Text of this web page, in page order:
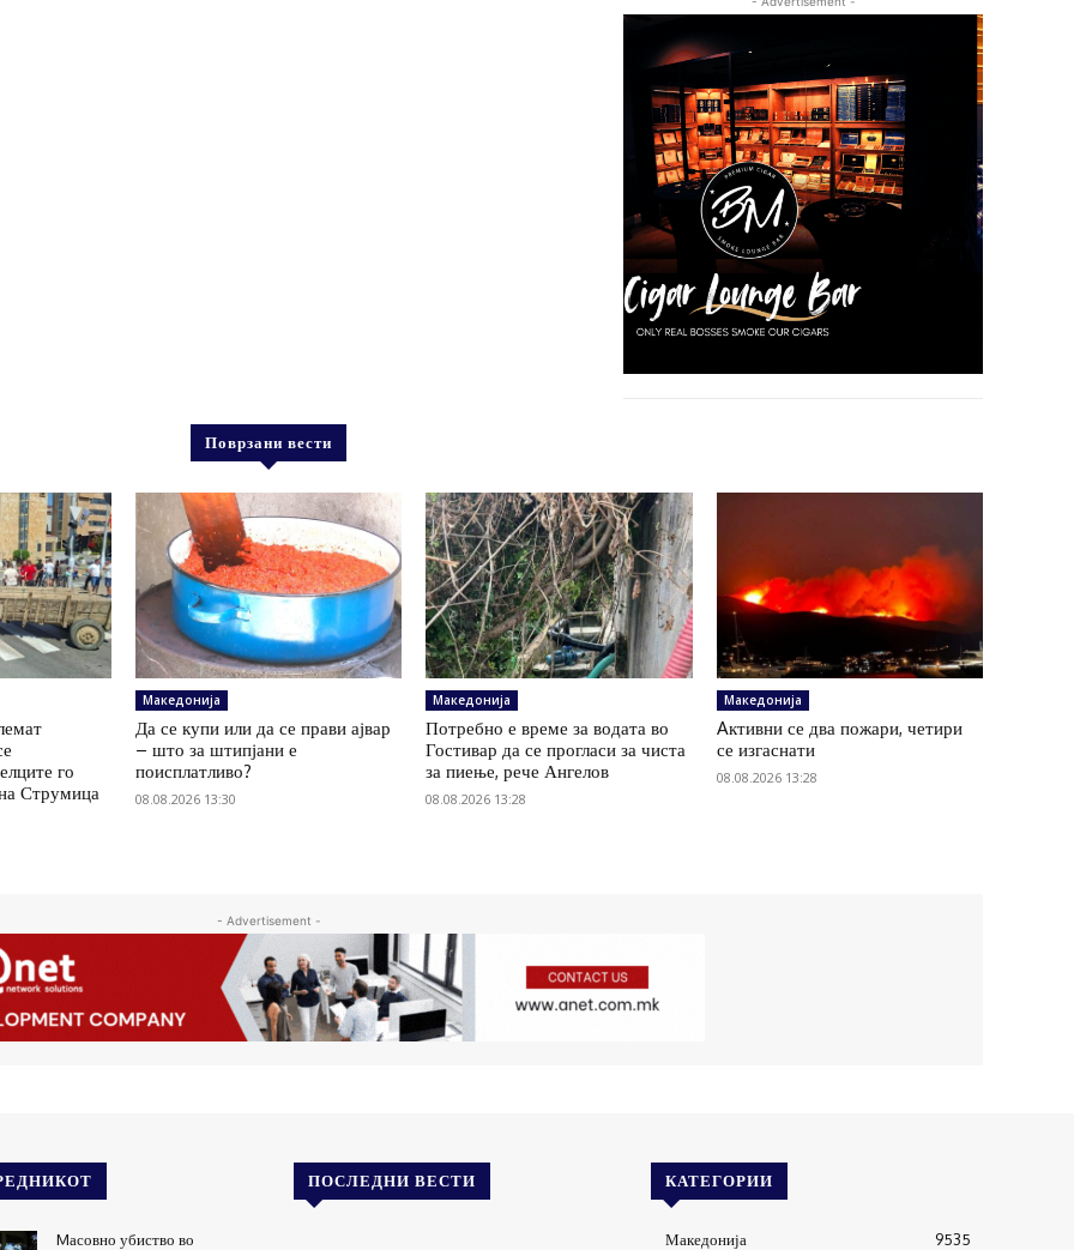
Поврзани вести
го
Струмица
Македонија
Да се купи или да се прави ајвар
– што за штипјани е
поисплатливо?
08.08.2026 13:30
Македонија
Потребно е време за водата во
Гостивар да се прогласи за чиста
за пиење, рече Ангелов
08.08.2026 13:28
Македонија
Aктивни се два пожари, четири
се изгаснати
08.08.2026 13:28
- Advertisement -
Mасовно убиство во
ПОСЛЕДНИ ВЕСТИ КАТЕГОРИИ
Македонија 9535